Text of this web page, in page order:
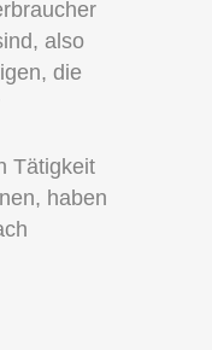
also
die
Tätigkeit
haben